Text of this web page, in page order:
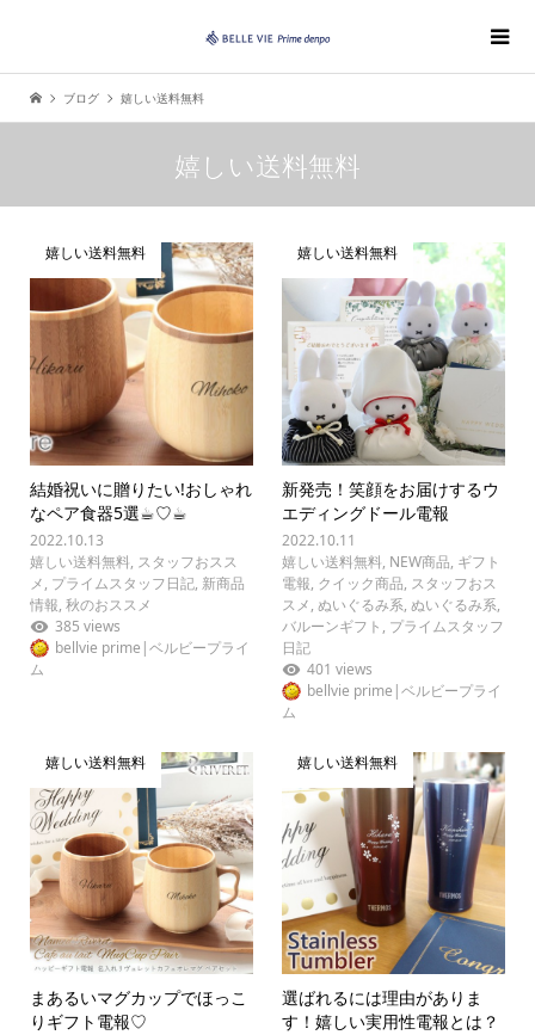
ブログ 嬉しい送料無料
嬉しい送料無料
嬉しい送料無料
結婚祝いに贈りたい!おしゃれ
なペア食器5選☕︎♡☕︎
2022.10.13
嬉しい送料無料, スタッフおスス
メ, プライムスタッフ日記, 新商品
情報, 秋のおススメ
385 views
bellvie prime|ベルビープライ
ム
嬉しい送料無料
新発売！笑顔をお届けするウ
エディングドール電報
2022.10.11
嬉しい送料無料, NEW商品, ギフト
電報, クイック商品, スタッフおス
スメ,ぬいぐるみ系,ぬいぐるみ系,
バルーンギフト , プライムスタッフ
日記
401 views
bellvie prime|ベルビープライ
ム
嬉しい送料無料
まあるいマグカップでほっこ
りギフト電報♡
嬉しい送料無料
選ばれるには理由がありま
す！嬉しい実用性電報とは？